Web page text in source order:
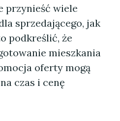
przynieść wiele
sprzedającego, jak
podkreślić, że
mieszkania
oferty mogą
czas i cenę